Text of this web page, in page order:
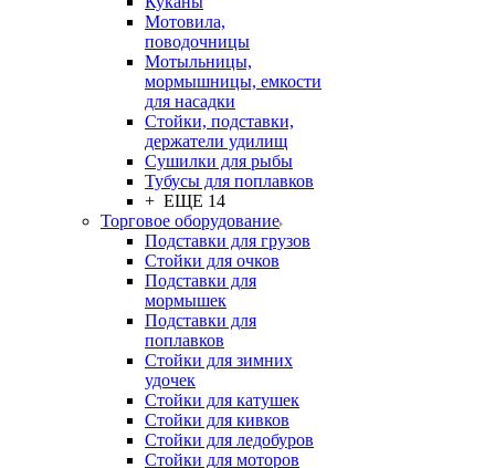
Мотовила,
поводочницы
Мотыльницы,
мормышницы, емкости
для насадки
Стойки, подставки,
держатели удилищ
Сушилки для рыбы
Тубусы для поплавков
+ ЕЩЕ 14
Торговое оборудование
Подставки для грузов
Стойки для очков
Подставки для
мормышек
Подставки для
поплавков
Стойки для зимних
удочек
Стойки для катушек
Стойки для кивков
Стойки для ледобуров
Стойки для моторов